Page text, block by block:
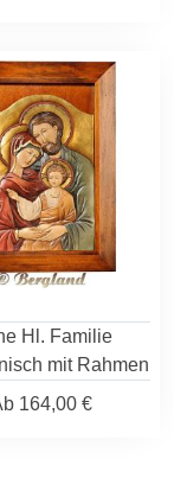
Hl. Familie
mit Rahmen
164,00 €